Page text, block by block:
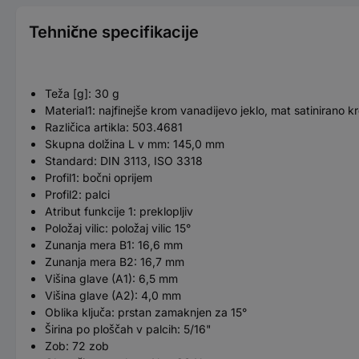
Tehnične specifikacije
Teža [g]: 30 g
Material1: najfinejše krom vanadijevo jeklo, mat satinirano
Različica artikla: 503.4681
Skupna dolžina L v mm: 145,0 mm
Standard: DIN 3113, ISO 3318
Profil1: bočni oprijem
Profil2: palci
Atribut funkcije 1: preklopljiv
Položaj vilic: položaj vilic 15°
Zunanja mera B1: 16,6 mm
Zunanja mera B2: 16,7 mm
Višina glave (A1): 6,5 mm
Višina glave (A2): 4,0 mm
Oblika ključa: prstan zamaknjen za 15°
Širina po ploščah v palcih: 5/16"
Zob: 72 zob